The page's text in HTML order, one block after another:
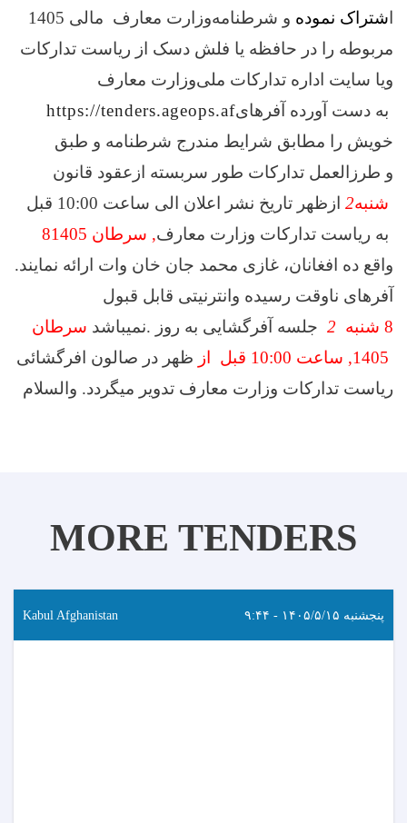
مالی 1405 وزارت معارف اشتراک نموده و شرطنامه
مربوطه را در حافظه یا فلش دسک از ریاست تدارکات
وزارت معارفویا سایت اداره تدارکات ملی
https://tenders.ageops.afبه دست آورده آفرهای
خویش را مطابق شرایط مندرج شرطنامه و طبق
قانون عقود و طرزالعمل تدارکات طور سربسته از
تاریخ نشر اعلان الی ساعت 10:00 قبل ازظهر 2شنبه
8
سرطان 1405 ,به ریاست تدارکات وزارت معارف
واقع ده افغانان، غازی محمد جان خان وات ارائه نمایند.
آفرهای ناوقت رسیده وانترنیتی قابل قبول
نمیباشد. جلسه آفرگشایی به روز 2 شنبه 8
سرطان
, ساعت 10:00 قبل از
ظهر در صالون افرگشائی
ریاست تدارکات وزارت معارف تدویر میگردد. والسلام
MORE TENDERS
پنجشنبه ۱۴۰۵/۵/۱۵ - ۹:۴۴ Kabul Afghanistan